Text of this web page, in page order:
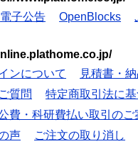
電子公告 OpenBlocks
ンについて
見積書・
質問
特定商取引法に
費・科研費払い取引のご
声 ご注文の取り消し